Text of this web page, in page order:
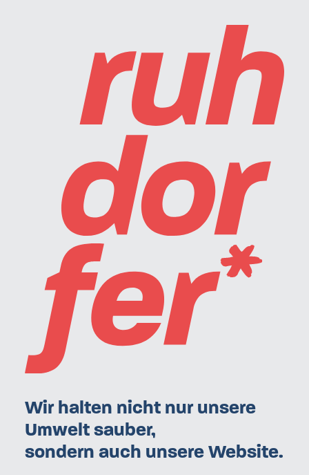
Wir halten nicht nur unsere
Umwelt sauber,
sondern auch unsere Website.